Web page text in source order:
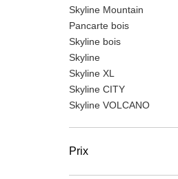
Skyline Mountain
Pancarte bois
Skyline bois
Skyline
Skyline XL
Skyline CITY
Skyline VOLCANO
Prix